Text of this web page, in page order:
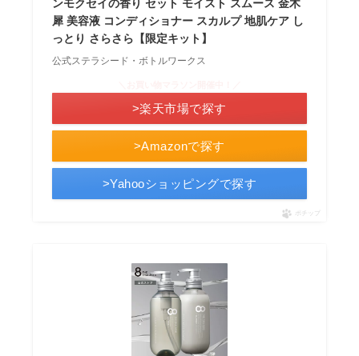
ンモクセイの香り セット モイスト スムース 金木
犀 美容液 コンディショナー スカルプ 地肌ケア し
っとり さらさら【限定キット】
公式ステラシード・ボトルワークス
>Amazonで探す
>楽天市場で探す
>Yahooショッピングで探す
ポチップ